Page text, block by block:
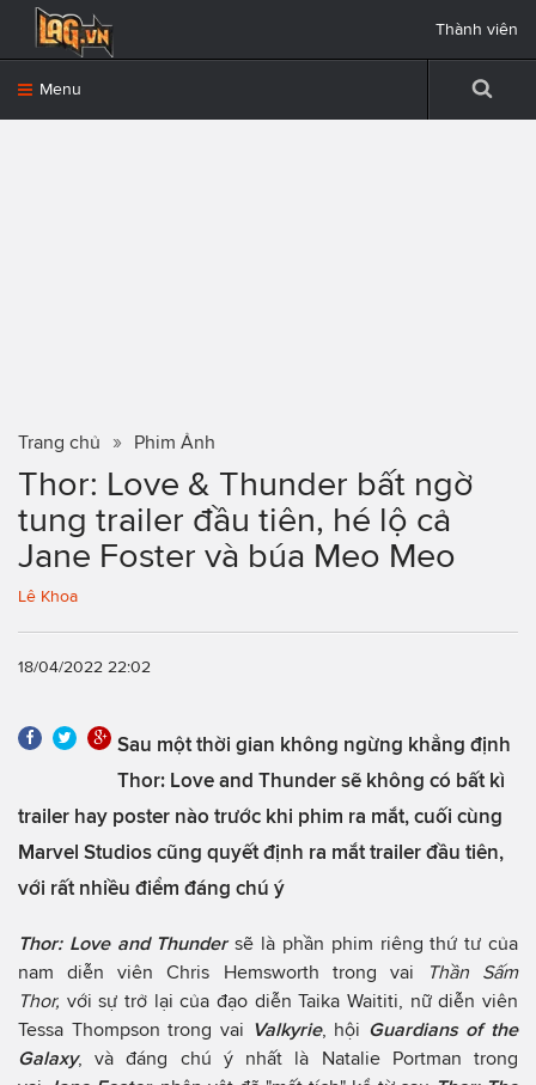
Menu
Thành viên
Trang chủ Phim Ảnh
Thor: Love & Thunder bất ngờ
tung trailer đầu tiên, hé lộ cả
Jane Foster và búa Meo Meo
Lê Khoa
18/04/2022 22:02
Sau một thời gian không ngừng khẳng định
Thor: Love and Thunder sẽ không có bất kì
trailer hay poster nào trước khi phim ra mắt, cuối cùng
Marvel Studios cũng quyết định ra mắt trailer đầu tiên,
với rất nhiều điểm đáng chú ý
Thor: Love and Thundersẽ là phần phim riêng thứ tư của
nam diễn viên Chris Hemsworth trong vai
Thần Sấm
Thor, với sự trở lại của đạo diễn Taika Waititi, nữ diễn viên
Tessa Thompson trong vai Valkyrie, hội Guardians of the
Galaxy, và đáng chú ý nhất là Natalie Portman trong